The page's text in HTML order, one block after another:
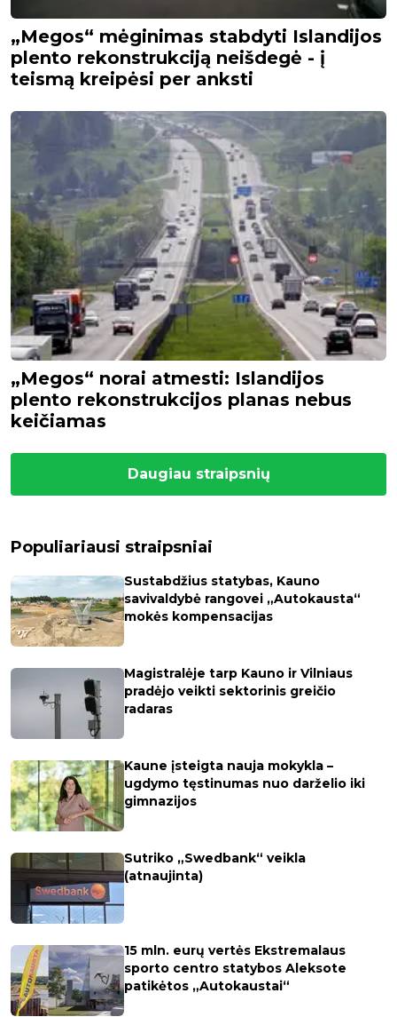
„Megos“ mėginimas stabdyti Islandijos
plento rekonstrukciją neišdegė - į
teismą kreipėsi per anksti
„Megos“ norai atmesti: Islandijos
plento rekonstrukcijos planas nebus
keičiamas
Daugiau straipsnių
Populiariausi straipsniai
Sustabdžius statybas, Kauno
savivaldybė rangovei „Autokausta“
mokės kompensacijas
Magistralėje tarp Kauno ir Vilniaus
pradėjo veikti sektorinis greičio
radaras
Kaune įsteigta nauja mokykla –
ugdymo tęstinumas nuo darželio iki
gimnazijos
Sutriko „Swedbank“ veikla
(atnaujinta)
15 mln. eurų vertės Ekstremalaus
sporto centro statybos Aleksote
patikėtos „Autokaustai“